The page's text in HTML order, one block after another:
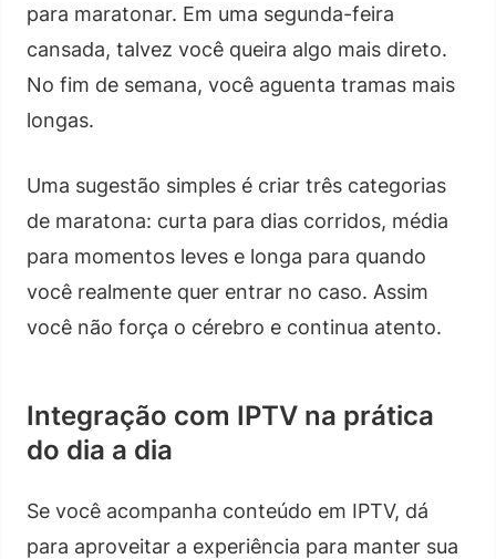
para maratonar. Em uma segunda-feira
cansada, talvez você queira algo mais direto.
No fim de semana, você aguenta tramas mais
longas.
Uma sugestão simples é criar três categorias
de maratona: curta para dias corridos, média
para momentos leves e longa para quando
você realmente quer entrar no caso. Assim
você não força o cérebro e continua atento.
Integração com IPTV na prática
do dia a dia
Se você acompanha conteúdo em IPTV, dá
para aproveitar a experiência para manter sua